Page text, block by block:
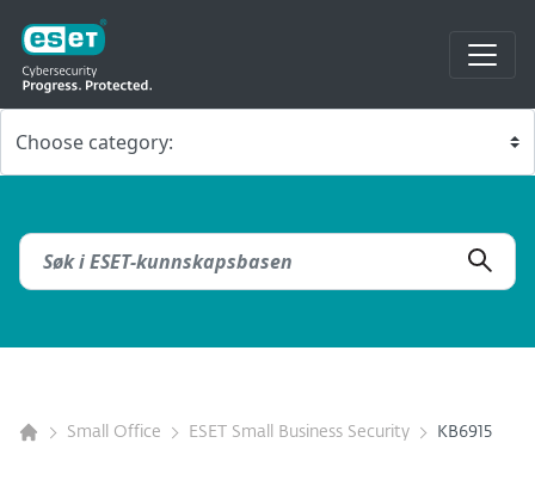
Small Office ESET Small Business Security KB6915